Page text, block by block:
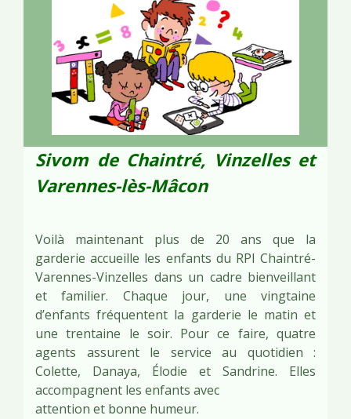
Sivom de Chaintré, Vinzelles et
Varennes-lès-Mâcon
Voilà maintenant plus de 20 ans que la
garderie accueille les enfants du RPI Chaintré-
Varennes-Vinzelles dans un cadre bienveillant
et familier. Chaque jour, une vingtaine
d’enfants fréquentent la garderie le matin et
une trentaine le soir. Pour ce faire, quatre
agents assurent le service au quotidien :
Colette, Danaya, Élodie et Sandrine. Elles
accompagnent les enfants avec
attention et bonne humeur.